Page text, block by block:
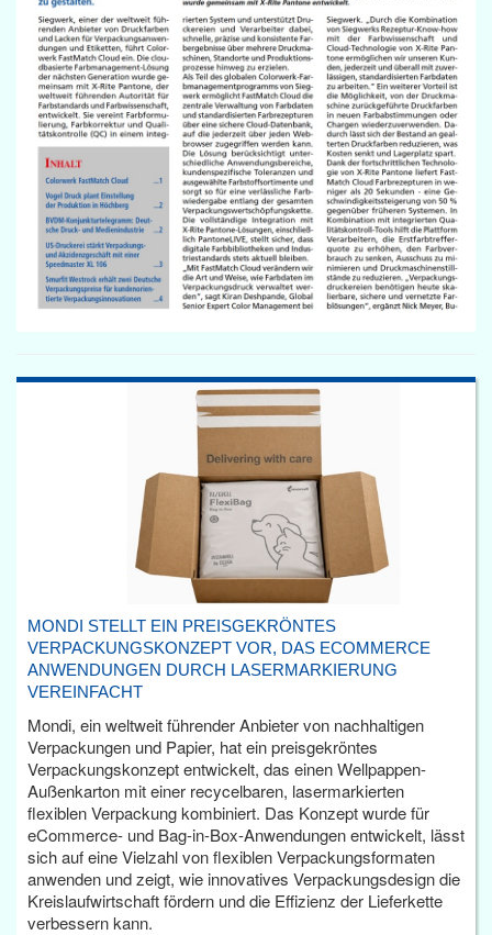
MONDI STELLT EIN PREISGEKRÖNTES
VERPACKUNGSKONZEPT VOR, DAS ECOMMERCE
ANWENDUNGEN DURCH LASERMARKIERUNG
VEREINFACHT
Mondi, ein weltweit führender Anbieter von nachhaltigen
Verpackungen und Papier, hat ein preisgekröntes
Verpackungskonzept entwickelt, das einen Wellpappen-
Außenkarton mit einer recycelbaren, lasermarkierten
flexiblen Verpackung kombiniert. Das Konzept wurde für
eCommerce- und Bag-in-Box-Anwendungen entwickelt, lässt
sich auf eine Vielzahl von flexiblen Verpackungsformaten
anwenden und zeigt, wie innovatives Verpackungsdesign die
Kreislaufwirtschaft fördern und die Effizienz der Lieferkette
verbessern kann.